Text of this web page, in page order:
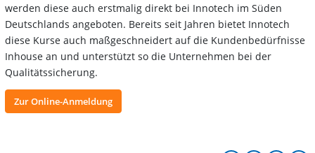
werden diese auch erstmalig direkt bei Innotech im Süden
Deutschlands angeboten. Bereits seit Jahren bietet Innotech
diese Kurse auch maßgeschneidert auf die Kundenbedürfnisse
Inhouse an und unterstützt so die Unternehmen bei der
Qualitätssicherung.
Zur Online-Anmeldung